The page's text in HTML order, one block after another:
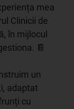
mea
Clinicii de
în mijlocul
📔
un
adaptat
cu